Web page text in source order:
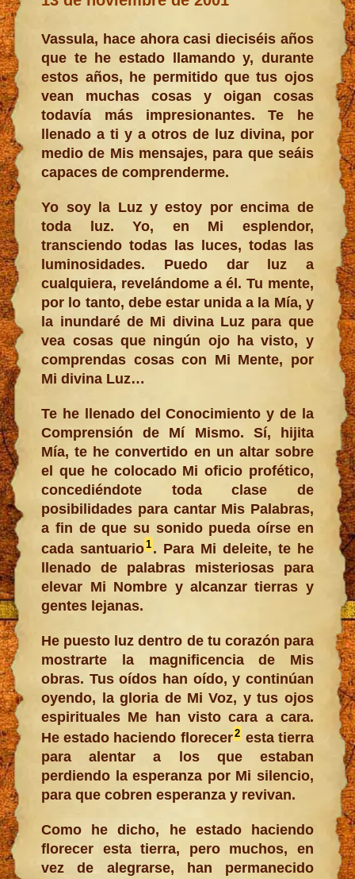
Vassula, hace ahora casi dieciséis años
que te he estado llamando y, durante
estos años, he permitido que tus ojos
vean muchas cosas y oigan cosas
todavía más impresionantes. Te he
llenado a ti y a otros de luz divina, por
medio de Mis mensajes, para que seáis
capaces de comprenderme.
Yo soy la Luz y estoy por encima de
toda luz. Yo, en Mi esplendor,
transciendo todas las luces, todas las
luminosidades. Puedo dar luz a
cualquiera, revelándome a él. Tu mente,
por lo tanto, debe estar unida a la Mía, y
la inundaré de Mi divina Luz para que
vea cosas que ningún ojo ha visto, y
comprendas cosas con Mi Mente, por
Mi divina Luz…
Te he llenado del Conocimiento y de la
Comprensión de Mí Mismo. Sí, hijita
Mía, te he convertido en un altar sobre
el que he colocado Mi oficio profético,
concediéndote toda clase de
posibilidades para cantar Mis Palabras,
a fin de que su sonido pueda oírse en
cada santuario1 . Para Mi deleite, te he
llenado de palabras misteriosas para
elevar Mi Nombre y alcanzar tierras y
gentes lejanas.
He puesto luz dentro de tu corazón para
mostrarte la magnificencia de Mis
obras. Tus oídos han oído, y continúan
oyendo, la gloria de Mi Voz, y tus ojos
espirituales Me han visto cara a cara.
He estado haciendo florecer2esta tierra
para alentar a los que estaban
perdiendo la esperanza por Mi silencio,
para que cobren esperanza y revivan.
Como he dicho, he estado haciendo
florecer esta tierra, pero muchos, en
vez de alegrarse, han permanecido